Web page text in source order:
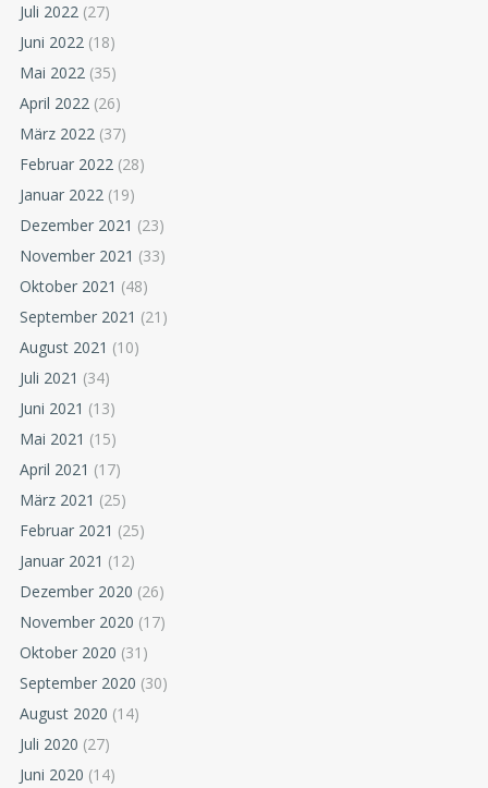
Juli 2022 (27)
Juni 2022 (18)
Mai 2022 (35)
April 2022 (26)
März 2022 (37)
Februar 2022 (28)
Januar 2022 (19)
Dezember 2021 (23)
November 2021 (33)
Oktober 2021 (48)
September 2021 (21)
August 2021 (10)
Juli 2021 (34)
Juni 2021 (13)
Mai 2021 (15)
April 2021 (17)
März 2021 (25)
Februar 2021 (25)
Januar 2021 (12)
Dezember 2020 (26)
November 2020 (17)
Oktober 2020 (31)
September 2020 (30)
August 2020 (14)
Juli 2020 (27)
Juni 2020 (14)